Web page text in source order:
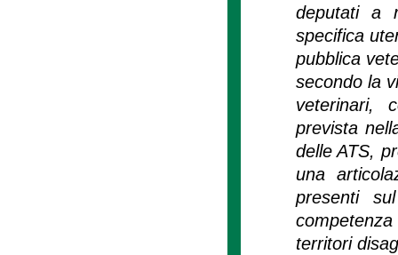
deputati a
specifica
pubblica
secondo la
veterinari,
prevista
delle ATS,
una
presenti
territori